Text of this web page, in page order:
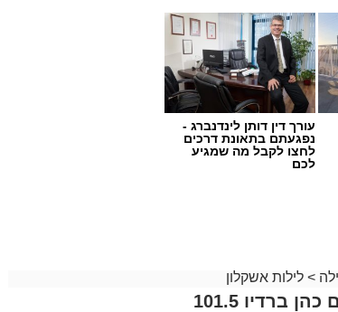
עורך דין דותן לינדנברג -
נפגעתם בתאונת דרכים
לחצו לקבל מה שמגיע
לכם
> לילות אשקלון
ברדיו 101.5